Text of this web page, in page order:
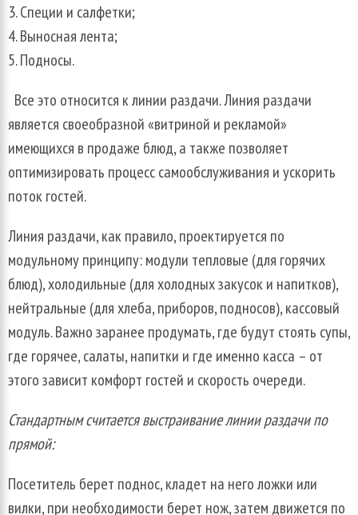
Специи и салфетки;
Выносная лента;
Подносы.
Все это относится к линии раздачи. Линия раздачи
является своеобразной «витриной и рекламой»
имеющихся в продаже блюд, а также позволяет
оптимизировать процесс самообслуживания и ускорить
поток гостей.
Линия раздачи, как правило, проектируется по
модульному принципу: модули тепловые (для горячих
блюд), холодильные (для холодных закусок и напитков),
нейтральные (для хлеба, приборов, подносов), кассовый
модуль. Важно заранее продумать, где будут стоять супы,
где горячее, салаты, напитки и где именно касса – от
этого зависит комфорт гостей и скорость очереди.
Стандартным считается выстраивание линии раздачи по
прямой:
Посетитель берет поднос, кладет на него ложки или
вилки, при необходимости берет нож, затем движется по